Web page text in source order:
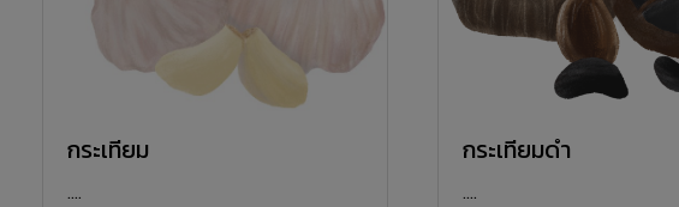
กระเทียม
....
กระเทียมดำ
....